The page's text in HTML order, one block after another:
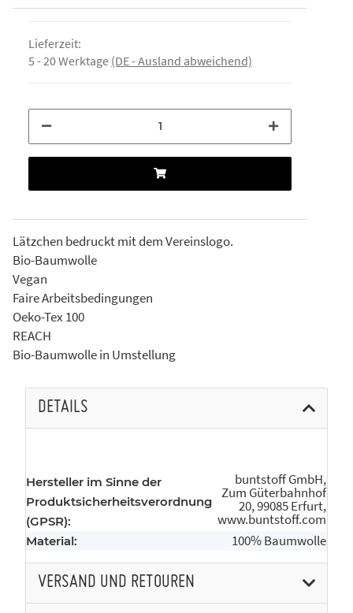
Lieferzeit:
5 - 20 Werktage (DE - Ausland abweichend)
Lätzchen bedruckt mit dem Vereinslogo.
Bio-Baumwolle
Vegan
Faire Arbeitsbedingungen
Oeko-Tex 100
REACH
Bio-Baumwolle in Umstellung
DETAILS
Hersteller im Sinne der
Produktsicherheitsverordnung
(GPSR):
buntstoff GmbH,
Zum Güterbahnhof
20, 99085 Erfurt,
www.buntstoff.com
Material: 100% Baumwolle
VERSAND UND RETOUREN